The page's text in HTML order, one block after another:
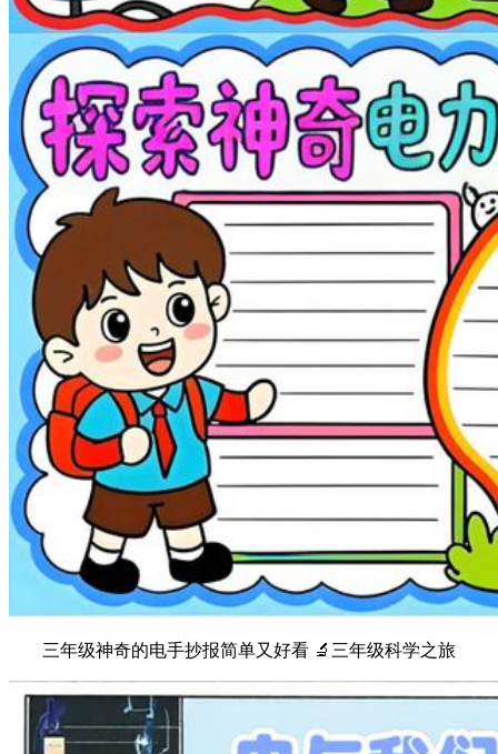
三年级神奇的电手抄报简单又好看 🔬三年级科学之旅